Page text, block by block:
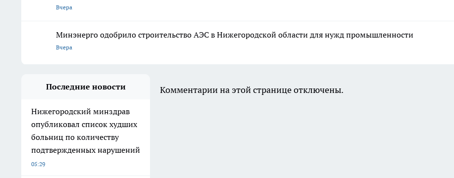
Вчера
Минэнерго одобрило строительство АЭС в Нижегородской области для нужд промышленности
Вчера
Последние новости
Нижегородский минздрав
опубликовал список худших
больниц по количеству
подтвержденных нарушений
05:29
Комментарии на этой странице отключены.